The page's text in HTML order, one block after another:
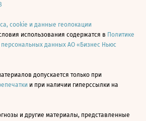
cookie и данные геолокации
использования содержатся в Политике
данных АО «Бизнес Ньюс
допускается только при
и при наличии гиперссылки на
и другие материалы, представленные